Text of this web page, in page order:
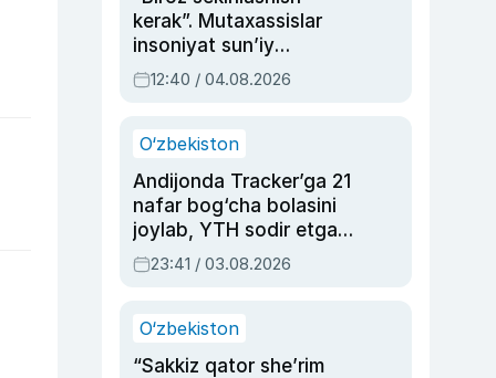
kerak”. Mutaxassislar
insoniyat sun’iy
intellektni boshqara
olmay qolishidan xavotir
12:40 / 04.08.2026
O‘zbekiston
Andijonda Tracker’ga 21
nafar bog‘cha bolasini
joylab, YTH sodir etgan
ayolga sud hukmi o‘qildi
23:41 / 03.08.2026
O‘zbekiston
“Sakkiz qator she’rim